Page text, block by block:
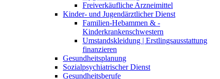
Freiverkäufliche Arzneimittel
Kinder- und Jugendärztlicher Dienst
Familien-Hebammen & -
Kinderkrankenschwestern
Umstandskleidung | Erstlingsausstattung
finanzieren
Gesundheitsplanung
Sozialpsychiatrischer Dienst
Gesundheitsberufe